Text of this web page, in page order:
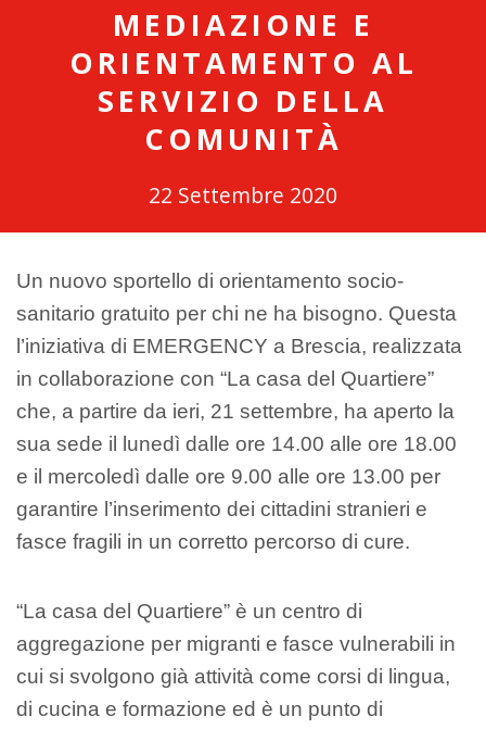
MEDIAZIONE E
ORIENTAMENTO AL
SERVIZIO DELLA
COMUNITÀ
22 Settembre 2020
Un nuovo sportello di orientamento socio-
sanitario gratuito per chi ne ha bisogno. Questa
l’iniziativa di EMERGENCY a Brescia, realizzata
in collaborazione con “La casa del Quartiere”
che, a partire da ieri, 21 settembre, ha aperto la
sua sede il lunedì dalle ore 14.00 alle ore 18.00
e il mercoledì dalle ore 9.00 alle ore 13.00 per
garantire l’inserimento dei cittadini stranieri e
fasce fragili in un corretto percorso di cure.
“La casa del Quartiere” è un centro di
aggregazione per migranti e fasce vulnerabili in
cui si svolgono già attività come corsi di lingua,
di cucina e formazione ed è un punto di